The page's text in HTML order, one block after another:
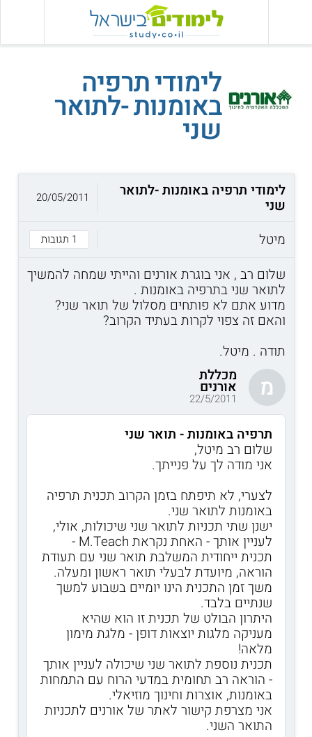
לימודי תרפיה
באומנות -לתואר
שני
לימודי תרפיה באומנות -לתואר
שני
מיטל
1 תגובות
20/05/2011
שלום רב , אני בוגרת אורנים והייתי שמחה להמשיך
לתואר שני בתרפיה באומנות .
מדוע אתם לא פותחים מסלול של תואר שני?
והאם זה צפוי לקרות בעתיד הקרוב?
תודה . מיטל.
מ מכללת
אורנים
22/5/2011
תרפיה באומנות - תואר שני
שלום רב מיטל,
אני מודה לך על פנייתך.
לצערי, לא תיפתח בזמן הקרוב תכנית תרפיה
באומנות לתואר שני.
ישנן שתי תכניות לתואר שני שיכולות, אולי,
לעניין אותך - האחת נקראת M.Teach -
תכנית ייחודית המשלבת תואר שני עם תעודת
הוראה, מיועדת לבעלי תואר ראשון ומעלה.
משך זמן התכנית הינו יומיים בשבוע למשך
שנתיים בלבד.
היתרון הבולט של תכנית זו הוא שהיא
מעניקה מלגות יוצאות דופן - מלגת מימון
מלאה!
תכנית נוספת לתואר שני שיכולה לעניין אותך
- הוראה רב תחומית במדעי הרוח עם התמחות
באומנות, אוצרות וחינוך מוזיאלי.
אני מצרפת קישור לאתר של אורנים לתכניות
התואר השני.